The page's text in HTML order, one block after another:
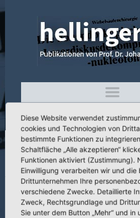
3.017 Tierexperimentelle
zur Autoantikörperbildung
Titel:Tierexperimentelle Untersuchungen zur
Diese Website verwendet
cookies und Technologien von
bestimmte Funktionen zu
Schaltfläche „Alle akzeptieren“
Funktionen aktiviert (Zustimmung).
Einwilligung verarbeiten wir und die
Drittunternehmen Ihre
verschiedene Zwecke. Detaillierte
Zweck, Rechtsgrundlage und
Sie unter dem Button „Mehr“ und in